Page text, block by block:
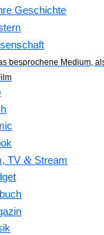
Geschichte
besprochene Medium,
TV&Stream